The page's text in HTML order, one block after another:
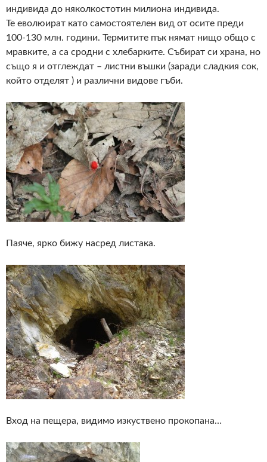
индивида до няколкостотин милиона индивида.
Те еволюират като самостоятелен вид от осите преди
100-130 млн. години. Термитите пък нямат нищо общо с
мравките, а са сродни с хлебарките. Събират си храна, но
също я и отглеждат – листни въшки (заради сладкия сок,
който отделят ) и различни видове гъби.
Паяче, ярко бижу насред листака.
Вход на пещера, видимо изкуствено прокопана…